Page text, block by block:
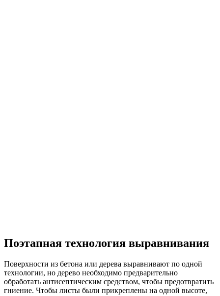
Поэтапная технология выравнивания
Поверхности из бетона или дерева выравнивают по одной
технологии, но дерево необходимо предварительно
обработать антисептическим средством, чтобы предотвратить
гниение. Чтобы листы были прикреплены на одной высоте,